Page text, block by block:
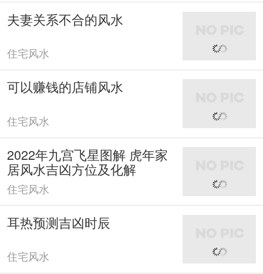
夫妻关系不合的风水
住宅风水
可以赚钱的店铺风水
住宅风水
2022年九宫飞星图解 虎年家
居风水吉凶方位及化解
住宅风水
耳热预测吉凶时辰
住宅风水